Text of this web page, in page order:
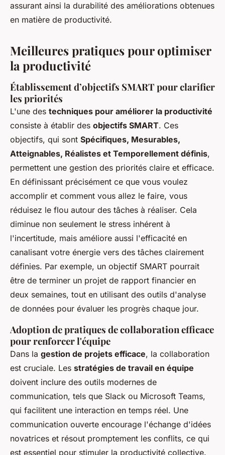
assurant ainsi la durabilité des améliorations obtenues
en matière de productivité.
Meilleures pratiques pour optimiser
la productivité
Établissement d’objectifs SMART pour clarifier
les priorités
L'une des techniques pour améliorer la productivité
consiste à établir des objectifs SMART. Ces
objectifs, qui sont Spécifiques, Mesurables,
Atteignables, Réalistes et Temporellement définis,
permettent une gestion des priorités claire et efficace.
En définissant précisément ce que vous voulez
accomplir et comment vous allez le faire, vous
réduisez le flou autour des tâches à réaliser. Cela
diminue non seulement le stress inhérent à
l'incertitude, mais améliore aussi l'efficacité en
canalisant votre énergie vers des tâches clairement
définies. Par exemple, un objectif SMART pourrait
être de terminer un projet de rapport financier en
deux semaines, tout en utilisant des outils d'analyse
de données pour évaluer les progrès chaque jour.
Adoption de pratiques de collaboration efficace
pour renforcer l'équipe
Dans la gestion de projets efficace, la collaboration
est cruciale. Les stratégies de travail en équipe
doivent inclure des outils modernes de
communication, tels que Slack ou Microsoft Teams,
qui facilitent une interaction en temps réel. Une
communication ouverte encourage l'échange d'idées
novatrices et résout promptement les conflits, ce qui
est essentiel pour stimuler la productivité collective.